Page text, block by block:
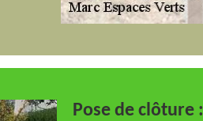
Pose de clôture